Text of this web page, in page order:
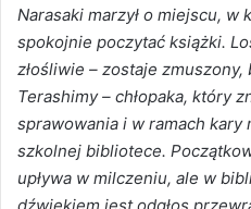
Narasaki marzył o miejscu, w
spokojnie poczytać książki.
złośliwie – zostaje
Terashimy – chłopaka, który
sprawowania i w ramach kary
szkolnej bibliotece.
upływa w milczeniu, ale w
dźwiękiem jest odgłos